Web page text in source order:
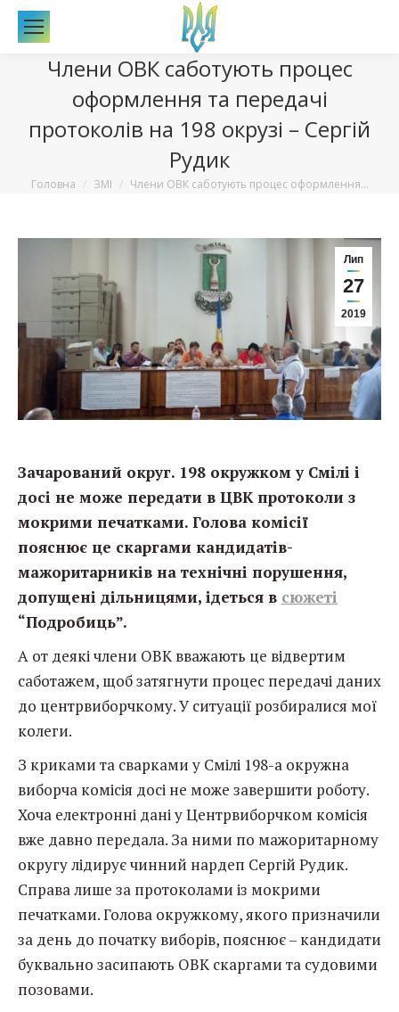
Члени ОВК саботують процес
оформлення та передачі
протоколів на 198 окрузі – Сергій
Рудик
Вы здесь:
Головна ЗМІ Члени ОВК саботують процес оформлення…
Лип
27
2019
Зачарований округ. 198 окружком у Смілі і
досі не може передати в ЦВК протоколи з
мокрими печатками. Голова комісії
пояснює це скаргами кандидатів-
мажоритарників на технічні порушення,
допущені дільницями, ідеться в сюжеті
“Подробиць”.
А от деякі члени ОВК вважають це відвертим
саботажем, щоб затягнути процес передачі даних
до центрвиборчкому. У ситуації розбиралися мої
колеги.
З криками та сварками у Смілі 198-а окружна
виборча комісія досі не може завершити роботу.
Хоча електронні дані у Центрвиборчком комісія
вже давно передала. За ними по мажоритарному
округу лідирує чинний нардеп Сергій Рудик.
Справа лише за протоколами із мокрими
печатками. Голова окружкому, якого призначили
за день до початку виборів, пояснює – кандидати
буквально засипають ОВК скаргами та судовими
позовами.